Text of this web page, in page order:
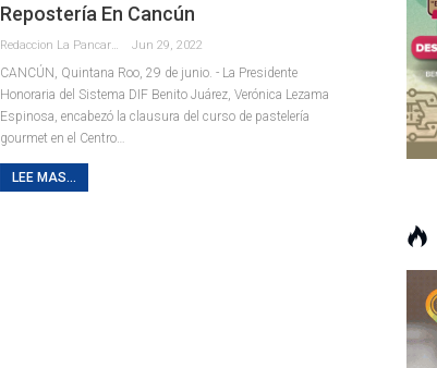
Repostería En Cancún
Jun 29, 2022
CANCÚN, Quintana Roo, 29 de junio. - La Presidente
Honoraria del Sistema DIF Benito Juárez, Verónica Lezama
Espinosa, encabezó la clausura del curso de pastelería
gourmet en el Centro
LEE MAS...